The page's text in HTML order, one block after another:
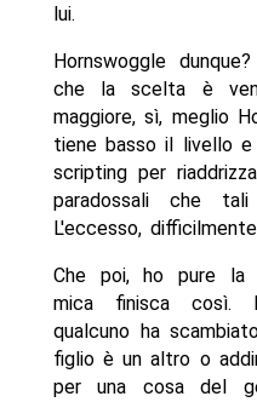
lui.
Hornswoggle
che la scelta è
maggiore, sì, meglio
tiene basso il livello
scripting per
paradossali che tali
L'eccesso,
Che poi, ho pure la
mica finisca così.
qualcuno ha
figlio è un altro o
per una cosa del